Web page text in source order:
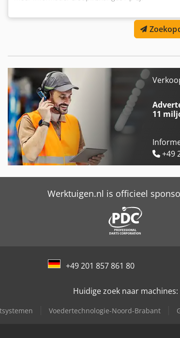
11
+49
Werktuigen.nl is officieel
+49 201 857 861 80
Huidige zoek naar machines:
Voedertechnologie-Noord-Brabant